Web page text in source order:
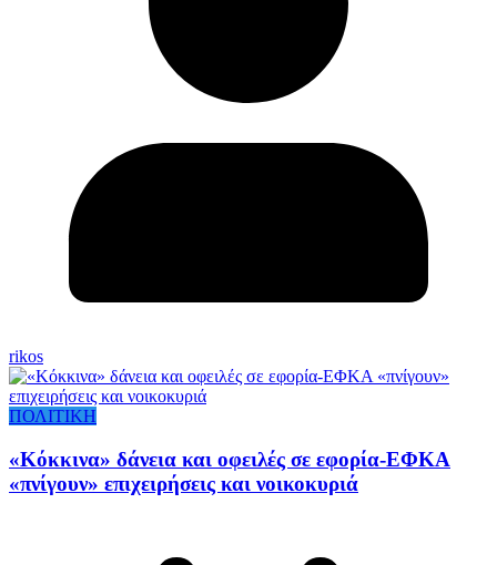
rikos
ΠΟΛΙΤΙΚΗ
«Κόκκινα» δάνεια και οφειλές σε εφορία-ΕΦΚΑ
«πνίγουν» επιχειρήσεις και νοικοκυριά